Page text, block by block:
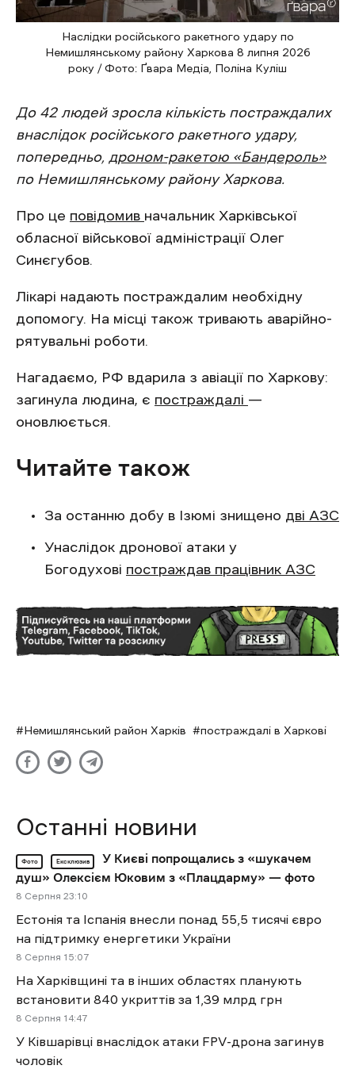
Наслідки російського ракетного удару по
Немишлянському району Харкова 8 липня 2026
року / Фото: Ґвара Медіа, Поліна Куліш
До 42 людей зросла кількість постраждалих
внаслідок російського ракетного удару,
попередньо, дроном-ракетою «Бандероль»
по Немишлянському району Харкова.
Про це повідомив начальник Харківської
обласної військової адміністрації Олег
Синєгубов.
Лікарі надають постраждалим необхідну
допомогу. На місці також тривають аварійно-
рятувальні роботи.
Нагадаємо, РФ вдарила з авіації по Харкову:
загинула людина, є постраждалі —
оновлюється.
Читайте також
За останню добу в Ізюмі знищено дві АЗС
Унаслідок дронової атаки у
Богодухові постраждав працівник АЗС
Немишлянський район Харків постраждалі в Харкові
Останні новини
Фото Ексклюзив
У Києві попрощались з «шукачем
душ» Олексієм Юковим з «Плацдарму» — фото
8 Cерпня 23:10
Естонія та Іспанія внесли понад 55,5 тисячі євро
на підтримку енергетики України
8 Cерпня 15:07
На Харківщині та в інших областях планують
встановити 840 укриттів за 1,39 млрд грн
8 Cерпня 14:47
У Ківшарівці внаслідок атаки FPV-дрона загинув
чоловік